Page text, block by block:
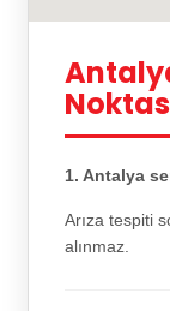
1. Antalya
Arıza tespiti
alınmaz.